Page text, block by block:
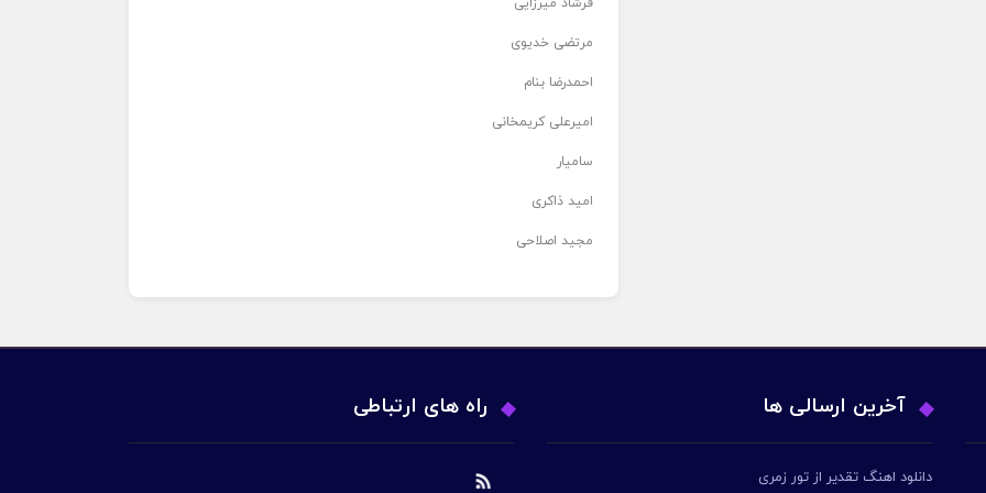
مرتضی خدیوی
احمدرضا بنام
امیرعلی کریمخانی
سامیار
امید ذاکری
مجید اصلاحی
آخرین ارسالی ها
دانلود اهنگ تقدیر از تور زمری
راه های ارتباطی